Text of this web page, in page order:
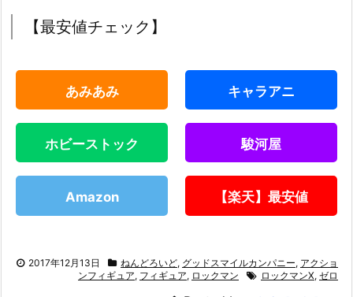
【最安値チェック】
あみあみ キャラアニ
ホビーストック 駿河屋
Amazon 【楽天】最安値
2017年12月13日 ねんどろいど, グッドスマイルカンパニー, アクショ
ンフィギュア, フィギュア, ロックマン ロックマンX, ゼロ